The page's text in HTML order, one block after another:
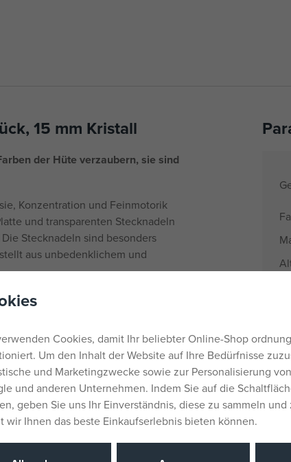
15 mm Kristall
der Hüte verzaubern, sie sind
Konzentration und Feinmotorik
und transparenten Stecknadeln
Stecknadeln sind besonders
aus unbedenklichem und
Cookies, damit Ihr beliebter Online-Shop
Um den Inhalt der Website auf Ihre Bedürfnisse
und Marketingzwecke sowie zur Personalisierung
und anderen Unternehmen. Indem Sie auf die
geben Sie uns Ihr Einverständnis, diese zu sammeln
wir Ihnen das beste Einkaufserlebnis bieten können.